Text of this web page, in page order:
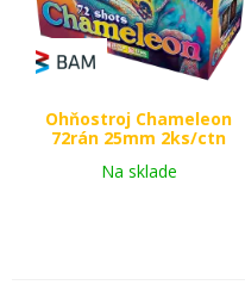
Ohňostroj Chameleon
72rán 25mm 2ks/ctn
Na sklade